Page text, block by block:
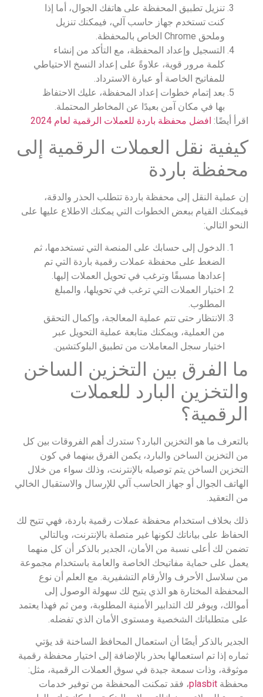
تنزيل تطبيق المحفظة على هاتفك الجوال، أما إذا
كنت تستخدم جهاز حاسب آلي، فيمكنك تنزيل
وملحق Chrome الخاص بالمحفظة.
التسجيل وإعداد المحفظة، مع التأكد من إنشاء
كلمة مرور قوية، علاوةً على إعداد النسخ الاحتياطي
للمفاتيح الخاصة أو عبارة الاسترداد.
بعد إتمام خطوات إعداد المحفظة، عليك الاحتفاظ
بها في مكان آمن بعيدًا عن المخاطر المحتملة.
اقرأ أيضًا: افضل محفظة باردة للعملات الرقمية لعام 2024
كيفية نقل العملات الرقمية إلى
محفظة باردة
إن عملية النقل إلى محفظة باردة تتطلب الحذر والدقة،
فيمكنك القيام ببعض الخطوات التي يمكنك الاطلاع عليها على
النحو التالي:
الدخول إلى حسابك على المنصة التي تستخدمها، ثم
الضغط على محفظة عملات رقمية باردة التي تم
إعدادها مسبقًا وترغب في تحويل العملات إليها.
اختيار العملات التي ترغب في تحويلها، والمبلغ
المطلوب.
الانتظار حتى تتم عملية المعالجة، وإكمال التحقق
من العملية، ويمكنك متابعة عملية التحويل عبر
اختيار سجل المعاملات من تطبيق البلوكتشين.
ما الفرق بين التخزين الساخن
والتخزين البارد للعملات
الرقمية؟
بالتعرف ما هو التخزين البارد؟ ستدرك أهم الفروقات بين كل
من التخزين الساخن والبارد، يكمن الفرق بينهما في كون
التخزين الساخن يتم توصيله بالإنترنت، وذلك سواء من خلال
الهاتف الجوال أو جهاز الحاسب آلي للإرسال والاستقبال الخالي
من التعقيد.
ذلك بخلاف استخدام محفظة عملات رقمية باردة، فهي تتيح لك
الحفاظ على بياناتك لكونها غير متصلة بالإنترنت، وبالتالي
تضمن لك أعلى نسبة من الأمان، الجدير بالذكر أن كل منهما
يعمل على حماية مفاتيحك الخاصة والعامة باستخدام مجموعة
من سلاسل الأحرف والأرقام التشفيرية. مع العلم أن نوع
المحفظة المختارة هو الذي يتيح لك سهولة الوصول إلى
أموالك، ويوفر لك التدابير الأمنية المطلوبة، ومن ثم فهذا يعتمد
على متطلباتك الشخصية ومستوى الأمان الذي تفضله.
الجدير بالذكر أيضًا أن استعمال المحافظ الساخنة قد يؤتي
ثماره إذا تم استعمالها بحذر بالإضافة إلى اختيار محفظة رقمية
موثوقة، وذات سمعة جيدة في سوق العملات الرقمية، مثل:
محفظة plasbit، فقد تمكنت المحفظة من توفير خدمات